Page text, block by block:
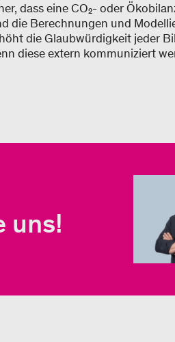
dass eine CO₂- oder
die Berechnungen und
die Glaubwürdigkeit jeder
diese extern kommuniziert
uns!